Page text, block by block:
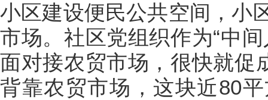
小区建设便民公共空间，小
市场。社区党组织作为“中
面对接农贸市场，很快就促
背靠农贸市场，这块近80